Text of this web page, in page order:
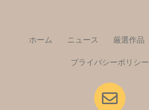
ホーム ニュース 厳選作品
プライバシーポリシー